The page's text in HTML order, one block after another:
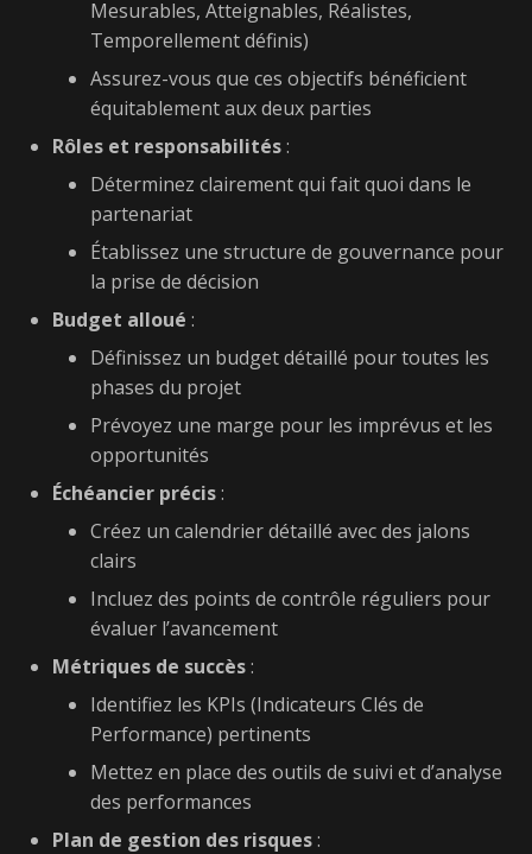
Mesurables, Atteignables, Réalistes,
Temporellement définis)
Assurez-vous que ces objectifs bénéficient
équitablement aux deux parties
Rôles et responsabilités:
Déterminez clairement qui fait quoi dans le
partenariat
Établissez une structure de gouvernance pour
la prise de décision
Budget alloué :
Définissez un budget détaillé pour toutes les
phases du projet
Prévoyez une marge pour les imprévus et les
opportunités
Échéancier précis:
Créez un calendrier détaillé avec des jalons
clairs
Incluez des points de contrôle réguliers pour
évaluer l’avancement
Métriques de succès:
Identifiez les KPIs (Indicateurs Clés de
Performance) pertinents
Mettez en place des outils de suivi et d’analyse
des performances
Plan de gestion des risques: